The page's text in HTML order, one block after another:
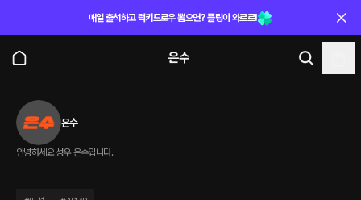
매일 출석하고 럭키드로우 뽑으면? 플링이 와르르!
은수
은수
안녕하세요 성우 은수입니다.